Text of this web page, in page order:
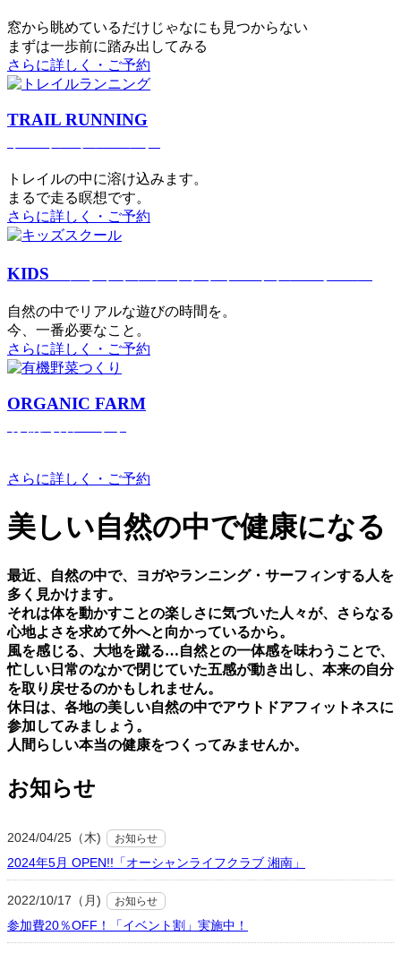
窓から眺めているだけじゃなにも見つからない
まずは一歩前に踏み出してみる
さらに詳しく・ご予約
TRAIL RUNNING
トレイルの中に溶け込みます。
まるで⾛る瞑想です。
さらに詳しく・ご予約
KIDS
⾃然の中でリアルな遊びの時間を。
今、⼀番必要なこと。
さらに詳しく・ご予約
ORGANIC FARM
さらに詳しく・ご予約
美しい⾃然の中で健康になる
最近、⾃然の中で、ヨガやランニング・サーフィンする⼈を
多く⾒かけます。
それは体を動かすことの楽しさに気づいた⼈々が、さらなる
⼼地よさを求めて外へと向かっているから。
⾵を感じる、⼤地を蹴る…⾃然との⼀体感を味わうことで、
忙しい⽇常のなかで閉じていた五感が動き出し、本来の⾃分
を取り戻せるのかもしれません。
休⽇は、各地の美しい⾃然の中でアウトドアフィットネスに
参加してみましょう。
⼈間らしい本当の健康をつくってみませんか。
お知らせ
2024/04/25（木) お知らせ
2024年5月 OPEN!!「オーシャンライフクラブ 湘南」
2022/10/17（月) お知らせ
参加費20％OFF！「イベント割」実施中！